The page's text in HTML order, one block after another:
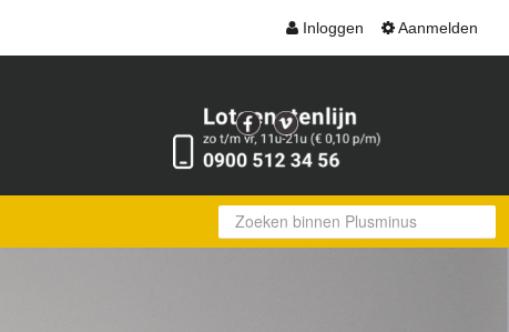
Inloggen Aanmelden